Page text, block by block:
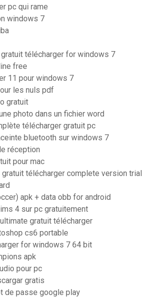
pc qui rame
windows 7
télécharger for windows 7
free
11 pour windows 7
les nuls pdf
gratuit
photo dans un fichier word
télécharger gratuit pc
bluetooth sur windows 7
réception
pour mac
télécharger complete version trial
apk + data obb for android
4 sur pc gratuitement
gratuit télécharger
cs6 portable
for windows 7 64 bit
apk
pour pc
gratis
de passe google play